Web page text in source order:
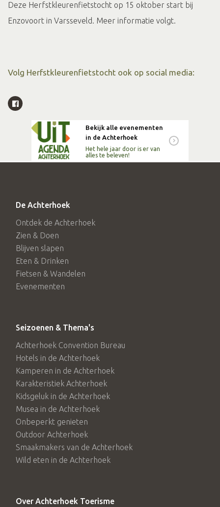
Deze Herfstkleurenfietstocht op 15 oktober start bij
Enzovoort in Varsseveld. Meer informatie volgt.
Volg Herfstkleurenfietstocht ook op social media:
Bekijk alle evenementen
in de Achterhoek
Het hele jaar door is er van
alles te beleven!
De Achterhoek
Ontdek de Achterhoek
Zien & Doen
Blijven slapen
Eten & Drinken
Fietsen & Wandelen
Evenementen
Seizoenen & Thema's
Achterhoek Convention Bureau
Hotels in de Achterhoek
Kamperen in de Achterhoek
Karakteristiek Achterhoek
Kidsgeluk in de Achterhoek
Musea in de Achterhoek
Onbeperkt genieten
Outdoor Achterhoek
Smaakmakers van de Achterhoek
Wild eten in de Achterhoek
Over Achterhoek Toerisme